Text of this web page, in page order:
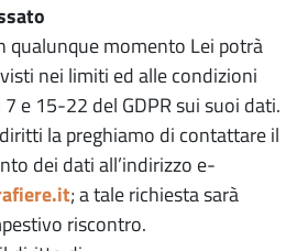
qualunque momento Lei potrà
nei limiti ed alle condizioni
e 15-22 del GDPR sui suoi dati.
la preghiamo di contattare il
dei dati all’indirizzo e-
; a tale richiesta sarà
riscontro.